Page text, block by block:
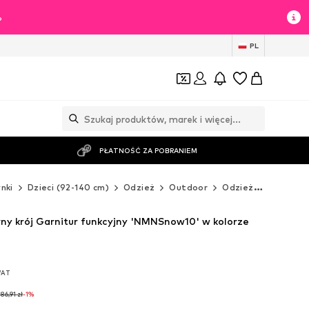
PL
PŁATNOŚĆ ZA POBRANIEM
Dzieci (92-140 cm) Odzież Outdoor Odzież przeciwdeszczowa
zł-1%
krój Garnitur funkcyjny 'NMNSnow10' w kolorze